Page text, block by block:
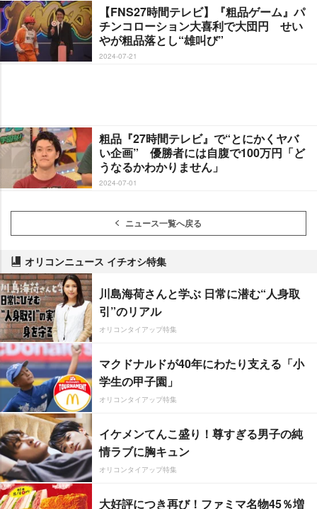
【FNS27時間テレビ】『粗品ゲーム』パ
チンコローション大喜利で大団円 せい
が粗品落とし“雄叫び”
2024-07-21
粗品『27時間テレビ』で“とにかくヤバ
い企画” 優勝者には自腹で100万円「ど
うなるかわかりません」
2024-07-01
ニュース一覧へ戻る
オリコンニュース イチオシ特集
川島海荷さんと学ぶ 日常に潜む“人身取
引”のリアル
オリコンタイアップ特集
マクドナルドが40年にわたり支える「小
学生の甲子園」
オリコンタイアップ特集
イケメンてんこ盛り！尊すぎる男子の純
情ラブに胸キュン
オリコンタイアップ特集
大好評につき再び！ファミマ名物45％増